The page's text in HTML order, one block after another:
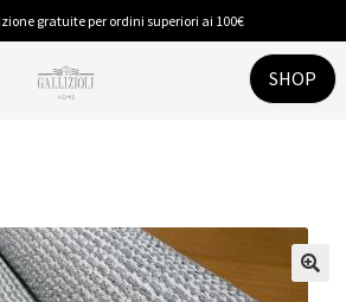
gratuite per ordini superiori ai 100€
SHOP